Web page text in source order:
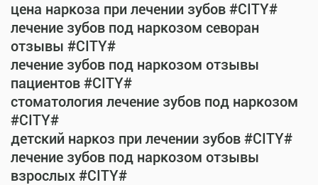
цена наркоза при лечении зубов #CITY#
лечение зубов под наркозом севоран
отзывы #CITY#
лечение зубов под наркозом отзывы
пациентов #CITY#
стоматология лечение зубов под наркозом
#CITY#
детский наркоз при лечении зубов #CITY#
лечение зубов под наркозом отзывы
взрослых #CITY#